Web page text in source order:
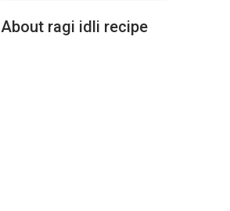
About ragi idli recipe